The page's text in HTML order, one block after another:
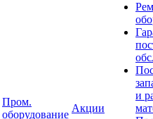
Пром.
оборудование
Акции
и